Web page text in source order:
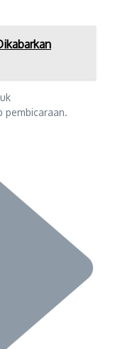
pembicaraan.